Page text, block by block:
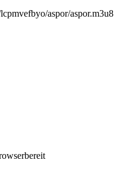
aspor/aspor.m3u8